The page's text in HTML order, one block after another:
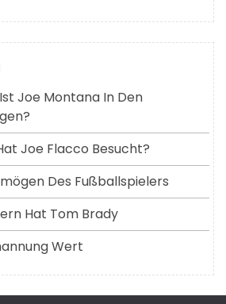
Joe Montana In Den
Joe Flacco Besucht?
Des Fußballspielers
Hat Tom Brady
Wert